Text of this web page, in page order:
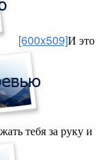
[600x509]И это
тебя за руку и